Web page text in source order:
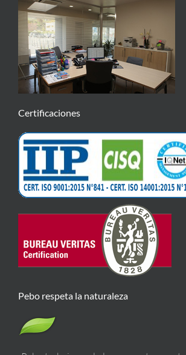
Certificaciones
Pebo respeta la naturaleza